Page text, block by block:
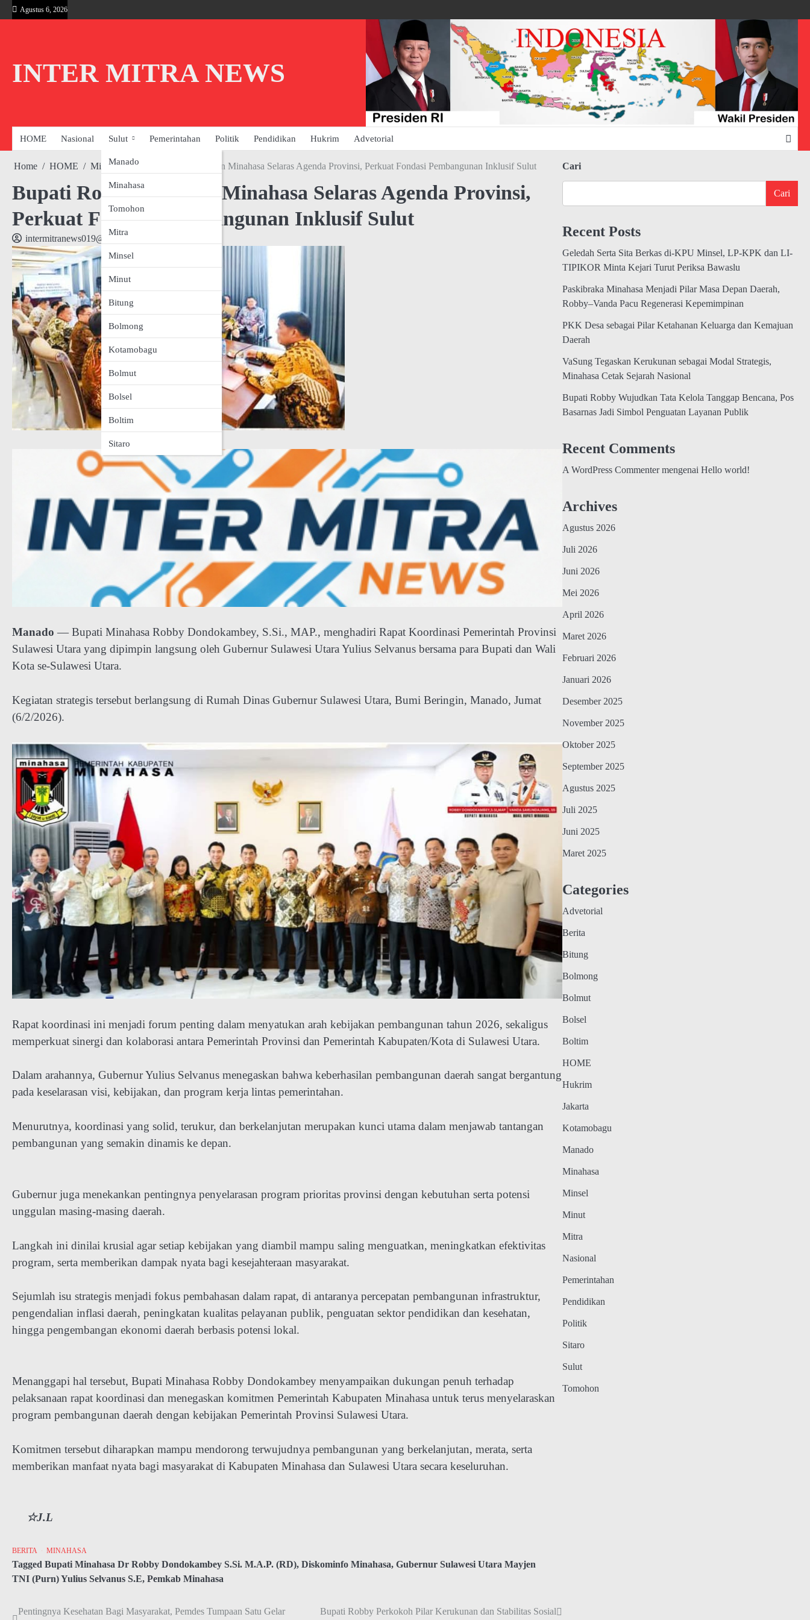
Skip
to
Agustus 6, 2026
INTER MITRA NEWS
HOME Nasional Sulut
Manado
Minahasa
Tomohon
Mitra
Minsel
Minut
Bitung
Bolmong
Kotamobagu
Bolmut
Bolsel
Boltim
Sitaro
Pemerintahan Politik Pendidikan Hukrim Advetorial
Home HOME Minahasa Bupati Robby Pastikan Minahasa Selaras Agenda Provinsi, Perkuat Fondasi Pembangunan Inklusif Sulut
Bupati Robby Pastikan Minahasa Selaras Agenda Provinsi,
Perkuat Fondasi Pembangunan Inklusif Sulut
intermitranews019@gmail.com
Manado — Bupati Minahasa Robby Dondokambey, S.Si., MAP., menghadiri Rapat Koordinasi Pemerintah Provinsi
Sulawesi Utara yang dipimpin langsung oleh Gubernur Sulawesi Utara Yulius Selvanus bersama para Bupati dan Wali
Kota se-Sulawesi Utara.
Kegiatan strategis tersebut berlangsung di Rumah Dinas Gubernur Sulawesi Utara, Bumi Beringin, Manado, Jumat
(6/2/2026).
Rapat koordinasi ini menjadi forum penting dalam menyatukan arah kebijakan pembangunan tahun 2026, sekaligus
memperkuat sinergi dan kolaborasi antara Pemerintah Provinsi dan Pemerintah Kabupaten/Kota di Sulawesi Utara.
Dalam arahannya, Gubernur Yulius Selvanus menegaskan bahwa keberhasilan pembangunan daerah sangat bergantung
pada keselarasan visi, kebijakan, dan program kerja lintas pemerintahan.
Menurutnya, koordinasi yang solid, terukur, dan berkelanjutan merupakan kunci utama dalam menjawab tantangan
pembangunan yang semakin dinamis ke depan.
Gubernur juga menekankan pentingnya penyelarasan program prioritas provinsi dengan kebutuhan serta potensi
unggulan masing-masing daerah.
Langkah ini dinilai krusial agar setiap kebijakan yang diambil mampu saling menguatkan, meningkatkan efektivitas
program, serta memberikan dampak nyata bagi kesejahteraan masyarakat.
Sejumlah isu strategis menjadi fokus pembahasan dalam rapat, di antaranya percepatan pembangunan infrastruktur,
pengendalian inflasi daerah, peningkatan kualitas pelayanan publik, penguatan sektor pendidikan dan kesehatan,
hingga pengembangan ekonomi daerah berbasis potensi lokal.
Menanggapi hal tersebut, Bupati Minahasa Robby Dondokambey menyampaikan dukungan penuh terhadap
pelaksanaan rapat koordinasi dan menegaskan komitmen Pemerintah Kabupaten Minahasa untuk terus menyelaraskan
program pembangunan daerah dengan kebijakan Pemerintah Provinsi Sulawesi Utara.
Komitmen tersebut diharapkan mampu mendorong terwujudnya pembangunan yang berkelanjutan, merata, serta
memberikan manfaat nyata bagi masyarakat di Kabupaten Minahasa dan Sulawesi Utara secara keseluruhan.
☆J.L
BERITA MINAHASA
Tagged Bupati Minahasa Dr Robby Dondokambey S.Si. M.A.P. (RD), Diskominfo Minahasa, Gubernur Sulawesi Utara Mayjen
TNI (Purn) Yulius Selvanus S.E, Pemkab Minahasa
Navigasi
Pentingnya Kesehatan Bagi Masyarakat, Pemdes Tumpaan Satu Gelar
Bupati Robby Perkokoh Pilar Kerukunan dan Stabilitas Sosial
Cari
Cari
Recent Posts
Geledah Serta Sita Berkas di-KPU Minsel, LP-KPK dan LI-
TIPIKOR Minta Kejari Turut Periksa Bawaslu
Paskibraka Minahasa Menjadi Pilar Masa Depan Daerah,
Robby–Vanda Pacu Regenerasi Kepemimpinan
PKK Desa sebagai Pilar Ketahanan Keluarga dan Kemajuan
Daerah
VaSung Tegaskan Kerukunan sebagai Modal Strategis,
Minahasa Cetak Sejarah Nasional
Bupati Robby Wujudkan Tata Kelola Tanggap Bencana, Pos
Basarnas Jadi Simbol Penguatan Layanan Publik
Recent Comments
A WordPress Commentermengenai Hello world!
Archives
Agustus 2026
Juli 2026
Juni 2026
Mei 2026
April 2026
Maret 2026
Februari 2026
Januari 2026
Desember 2025
November 2025
Oktober 2025
September 2025
Agustus 2025
Juli 2025
Juni 2025
Maret 2025
Categories
Advetorial
Berita
Bitung
Bolmong
Bolmut
Bolsel
Boltim
HOME
Hukrim
Jakarta
Kotamobagu
Manado
Minahasa
Minsel
Minut
Mitra
Nasional
Pemerintahan
Pendidikan
Politik
Sitaro
Sulut
Tomohon